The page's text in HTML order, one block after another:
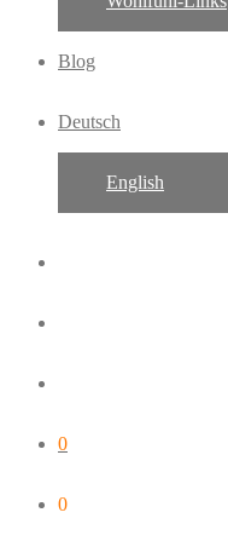
Blog
Deutsch
English
0
0